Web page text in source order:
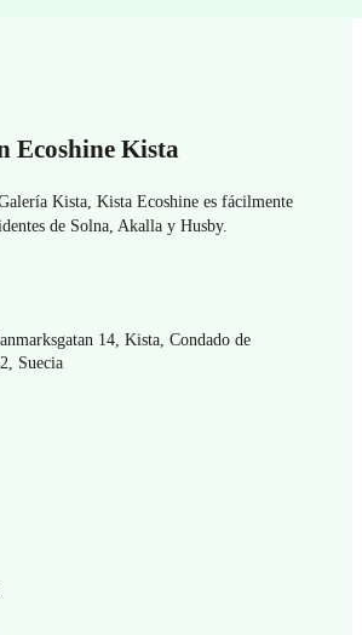
Ecoshine Kista
Kista, Kista Ecoshine es fácilmente
de Solna, Akalla y Husby.
14, Kista, Condado de
Suecia